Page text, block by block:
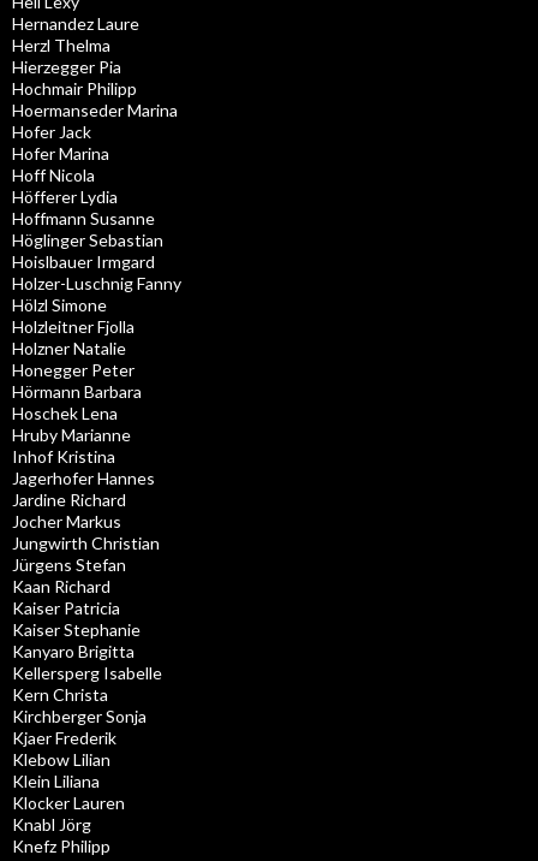
Hernandez Laure
Herzl Thelma
Hierzegger Pia
Hochmair Philipp
Hoermanseder Marina
Hofer Jack
Hofer Marina
Hoff Nicola
Höfferer Lydia
Hoffmann Susanne
Höglinger Sebastian
Hoislbauer Irmgard
Holzer-Luschnig Fanny
Hölzl Simone
Holzleitner Fjolla
Holzner Natalie
Honegger Peter
Hörmann Barbara
Hoschek Lena
Hruby Marianne
Inhof Kristina
Jagerhofer Hannes
Jardine Richard
Jocher Markus
Jungwirth Christian
Jürgens Stefan
Kaan Richard
Kaiser Patricia
Kaiser Stephanie
Kanyaro Brigitta
Kellersperg Isabelle
Kern Christa
Kirchberger Sonja
Kjaer Frederik
Klebow Lilian
Klein Liliana
Klocker Lauren
Knabl Jörg
Knefz Philipp